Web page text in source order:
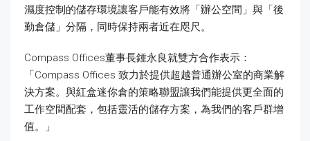
濕度控制的儲存環境讓客戶能有效將「辦公空間」與「後
勤倉儲」分隔，同時保持兩者近在咫尺。
Compass Offices董事長鍾永良就雙方合作表示：
「Compass Offices 致力於提供超越普通辦公室的商業解
決方案。與紅盒迷你倉的策略聯盟讓我們能提供更全面的
工作空間配套，包括靈活的儲存方案，為我們的客戶群增
值。」